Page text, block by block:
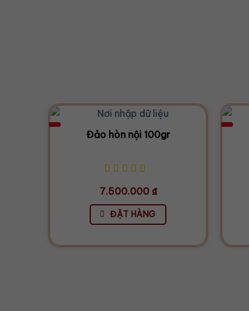
Đảo hòn nội 100gr
7.500.000 ₫
ĐẶT HÀNG